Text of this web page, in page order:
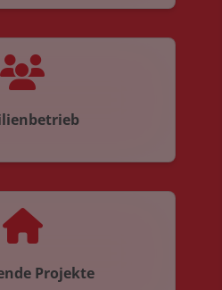
Projekte